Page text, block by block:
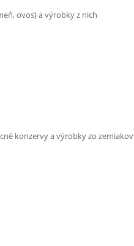
ovos) a výrobky z nich
konzervy a výrobky zo zemiakov